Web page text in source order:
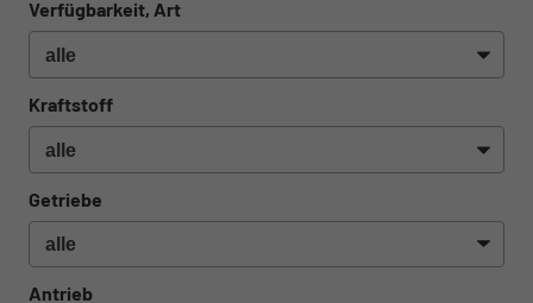
Verfügbarkeit, Art
Kraftstoff
Getriebe
Antrieb